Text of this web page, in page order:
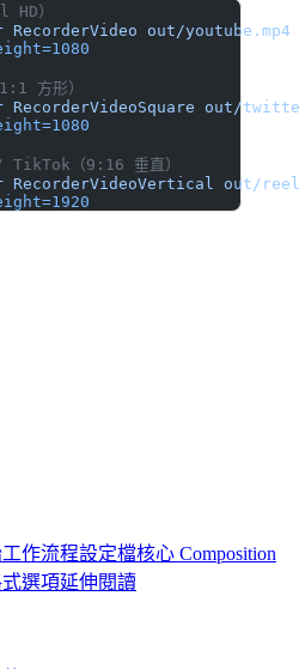
）
RecorderVideo out/youtube.mp4
方形）
RecorderVideoSquare out/
（9:16 垂直）
RecorderVideoVertical
out/
工作流程設定檔核心 Composition
選項延伸閱讀